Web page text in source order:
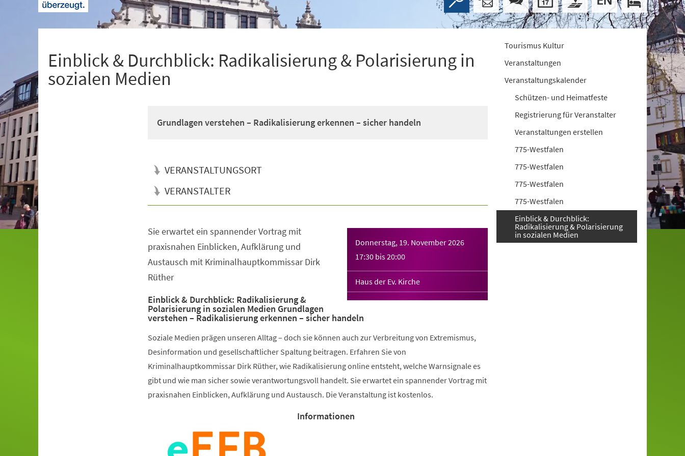
Einblick & Durchblick: Radikalisierung & Polarisierung in
sozialen Medien
Grundlagen verstehen – Radikalisierung erkennen – sicher handeln
VERANSTALTUNGSORT
VERANSTALTER
Donnerstag, 19. November 2026
17:30 bis20:00
Haus der Ev. Kirche
Sie erwartet ein spannender Vortrag mit
praxisnahen Einblicken, Aufklärung und
Austausch mit Kriminalhauptkommissar Dirk
Rüther
Einblick & Durchblick: Radikalisierung &
Polarisierung in sozialen Medien Grundlagen
verstehen – Radikalisierung erkennen – sicher handeln
Soziale Medien prägen unseren Alltag – doch sie können auch zur Verbreitung von Extremismus,
Desinformation und gesellschaftlicher Spaltung beitragen. Erfahren Sie von
Kriminalhauptkommissar Dirk Rüther, wie Radikalisierung online entsteht, welche Warnsignale es
gibt und wie man sicher sowie verantwortungsvoll handelt. Sie erwartet ein spannender Vortrag mit
praxisnahen Einblicken, Aufklärung und Austausch. Die Veranstaltung ist kostenlos.
Informationen
Tourismus Kultur
Veranstaltungen
Veranstaltungskalender
Schützen- und Heimatfeste
Registrierung für Veranstalter
Veranstaltungen erstellen
775-Westfalen
775-Westfalen
775-Westfalen
775-Westfalen
Einblick & Durchblick:
Radikalisierung & Polarisierung
in sozialen Medien